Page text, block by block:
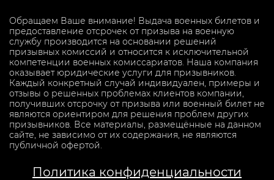
Обращаем Ваше внимание! Выдача военных билетов и
предоставление отсрочек от призыва на военную
службу производится на основании решений
призывных комиссий и относится к исключительной
компетенции военных комиссариатов. Наша компания
оказывает юридические услуги для призывников.
Каждый конкретный случай индивидуален, примеры и
отзывы о решенных проблемах клиентов компании,
получивших отсрочку от призыва или военный билет не
являются ориентиром для решения проблем других
призывников. Все материалы, размещённые на данном
сайте, не зависимо от их содержания, не являются
публичной офертой.
Политика конфиденциальности